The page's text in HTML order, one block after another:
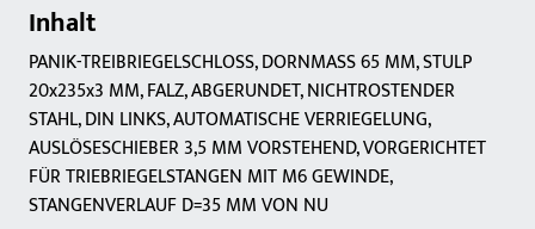
Inhalt
PANIK-TREIBRIEGELSCHLOSS, DORNMASS 65 MM, STULP
20x235x3 MM, FALZ, ABGERUNDET, NICHTROSTENDER
STAHL, DIN LINKS, AUTOMATISCHE VERRIEGELUNG,
AUSLÖSESCHIEBER 3,5 MM VORSTEHEND, VORGERICHTET
FÜR TRIEBRIEGELSTANGEN MIT M6 GEWINDE,
STANGENVERLAUF D=35 MM VON NU